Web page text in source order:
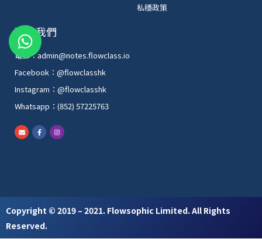
私穩政策
聯絡我們
電郵：admin@notes.flowclass.io
Facebook：@flowclasshk
Instagram：@flowclasshk
Whatsapp：(852) 57225763
E
n
v
F
a
c
I
n
s
W
h
a
t
s
a
p
p
Copyright © 2019 – 2021. Flowsophic Limited. All Rights
Reserved.